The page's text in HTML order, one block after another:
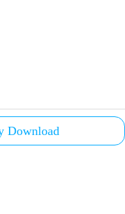
Download